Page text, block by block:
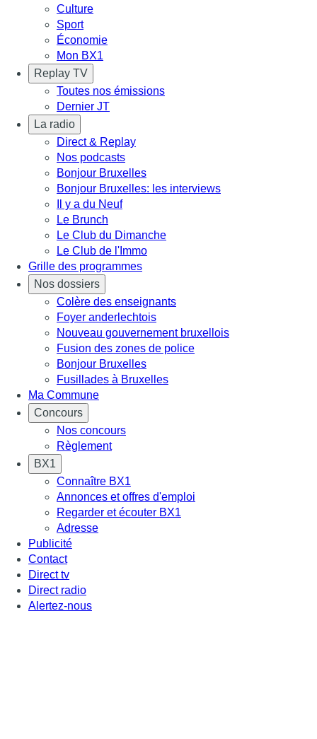
Culture
Sport
Économie
Mon BX1
Replay TV
Toutes nos émissions
Dernier JT
La radio
Direct & Replay
Nos podcasts
Bonjour Bruxelles
Bonjour Bruxelles: les interviews
Il y a du Neuf
Le Brunch
Le Club du Dimanche
Le Club de l'Immo
Grille des programmes
Nos dossiers
Colère des enseignants
Foyer anderlechtois
Nouveau gouvernement bruxellois
Fusion des zones de police
Bonjour Bruxelles
Fusillades à Bruxelles
Ma Commune
Concours
Nos concours
Règlement
BX1
Connaître BX1
Annonces et offres d'emploi
Regarder et écouter BX1
Adresse
Publicité
Contact
Direct tv
Direct radio
Alertez-nous